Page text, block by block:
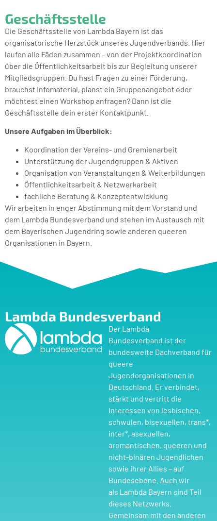
Geschäftsstelle
Die Geschäftsstelle von Lambda Bayern ist das
organisatorische Herzstück unseres Jugendverbands. Hier
laufen alle Fäden zusammen – von der Projektkoordination
über die Öffentlichkeitsarbeit bis zur Begleitung unserer
Mitgliedsgruppen. Du hast Fragen zu einer Förderung,
brauchst Infomaterial, planst ein Gruppenangebot oder
möchtest einen Workshop anfragen? Dann ist die
Geschäftsstelle dein erster Kontaktpunkt.
Unsere Aufgaben im Überblick:
Koordination der Vereins- und Gremienarbeit
Unterstützung der Jugendgruppen & Aktiven
Organisation von Veranstaltungen & Weiterbildungen
Öffentlichkeitsarbeit & Netzwerkarbeit
fachliche Beratung & Konzeptentwicklung
Wir arbeiten in enger Abstimmung mit dem Vorstand und
dem Lambda Bundesverband und stehen im Austausch mit
dem Bayerischen Jugendring sowie anderen queeren
Organisationen in Bayern.
Lambda Bundesverband
Der Lambda
Bundesverband ist der
bundesweite Dachverband für
queere
Jugendorganisationen in
Deutschland. Er verbindet,
stärkt und vertritt die
Interessen von lesbischen,
schwulen, bisexuellen, trans*,
inter*, asexuellen,
aromantischen, queeren und
nicht-binären Jugendlichen
sowie ihrer Allies – auf
Bundesebene. Auch wir
als Lambda Bayern sind Teil
dieses Netzwerks.
Gemeinsam mit den anderen